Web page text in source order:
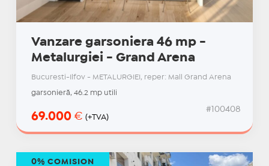
Vanzare garsoniera 46 mp -
Metalurgiei - Grand Arena
Bucuresti-Ilfov - METALURGIEI, reper: Mall Grand Arena
garsonieră, 46.2 mp utili
69.000 € (+TVA)
#100408
0% COMISION